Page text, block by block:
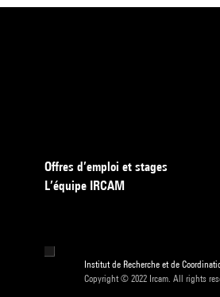
Offres d’emploi et stages
L’équipe IRCAM
Institut de Recherche et de
Copyright © 2022 Ircam. All rights